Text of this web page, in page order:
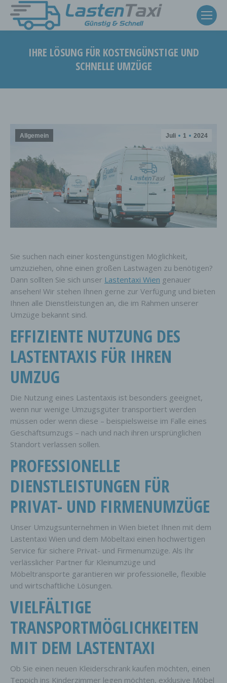
IHRE LÖSUNG FÜR KOSTENGÜNSTIGE UND
SCHNELLE UMZÜGE
Juli 1 2024
Allgemein
Sie suchen nach einer kostengünstigen Möglichkeit,
umzuziehen, ohne einen großen Lastwagen zu benötigen?
Dann sollten Sie sich unser Lastentaxi Wien genauer
ansehen! Wir stehen Ihnen gerne zur Verfügung und bieten
Ihnen alle Dienstleistungen an, die im Rahmen unserer
Umzüge bekannt sind.
EFFIZIENTE NUTZUNG DES
LASTENTAXIS FÜR IHREN
UMZUG
Die Nutzung eines Lastentaxis ist besonders geeignet,
wenn nur wenige Umzugsgüter transportiert werden
müssen oder wenn diese – beispielsweise im Falle eines
Geschäftsumzugs – nach und nach ihren ursprünglichen
Standort verlassen sollen.
PROFESSIONELLE
DIENSTLEISTUNGEN FÜR
PRIVAT- UND FIRMENUMZÜGE
Unser Umzugsunternehmen in Wien bietet Ihnen mit dem
Lastentaxi Wien und dem Möbeltaxi einen hochwertigen
Service für sichere Privat- und Firmenumzüge. Als Ihr
verlässlicher Partner für Kleinumzüge und
Möbeltransporte garantieren wir professionelle, flexible
und wirtschaftliche Lösungen.
VIELFÄLTIGE
TRANSPORTMÖGLICHKEITEN
MIT DEM LASTENTAXI
Ob Sie einen neuen Kleiderschrank kaufen möchten, einen
Teppich ins Kinderzimmer legen möchten, exklusive Möbel